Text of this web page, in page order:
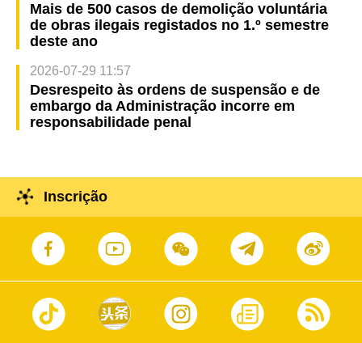
Mais de 500 casos de demolição voluntária
de obras ilegais registados no 1.º semestre
deste ano
2026-07-29 11:57
Desrespeito às ordens de suspensão e de
embargo da Administração incorre em
responsabilidade penal
Inscrição